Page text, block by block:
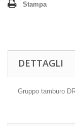
Stampa
DETTAGLI
Gruppo tamburo